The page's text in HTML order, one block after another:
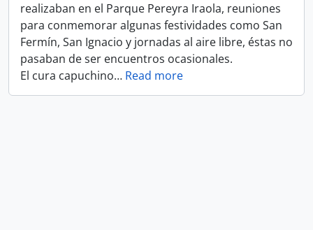
realizaban en el Parque Pereyra Iraola, reuniones
para conmemorar algunas festividades como San
Fermín, San Ignacio y jornadas al aire libre, éstas no
pasaban de ser encuentros ocasionales.
El cura capuchino… Read more